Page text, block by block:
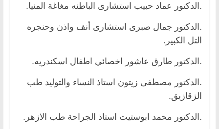
.الدكتور عماد حبيب استشارى الباطنه مغاغة المنيا.
.الدكتور جمال صبرى استشارى أنف واذن وحنجره
التل الكبير.
.الدكتور طارق عاشور اخصائي اطفال اسكندريه.
.الدكتور مصطفى زيتون استاذ النساء والتوليد طب
الزقازيق.
.الدكتور محمد ابوستيت استاذ الجراحة طب الازهر.